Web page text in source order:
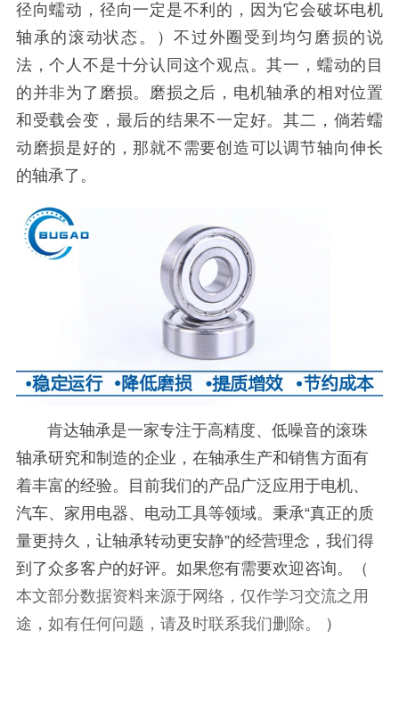
径向蠕动，径向一定是不利的，因为它会破坏电机
轴承的滚动状态。）不过外圈受到均匀磨损的说
法，个人不是十分认同这个观点。其一，蠕动的目
的并非为了磨损。磨损之后，电机轴承的相对位置
和受载会变，最后的结果不一定好。其二，倘若蠕
动磨损是好的，那就不需要创造可以调节轴向伸长
的轴承了。
肯达轴承是一家专注于高精度、低噪音的滚珠
轴承研究和制造的企业，在轴承生产和销售方面有
着丰富的经验。
目前我们的产品广泛应用于电机、
汽车、家用电器、电动工具等领域。秉承“真正的质
量更持久，让轴承转动更安静”的经营理念，我们得
到了众多客户的好评。如果您有需要欢迎咨询。
（
本文部分数据资料来源于网络，仅作学习交流之用
途，如有任何问题，请及时联系我们删除。 ）